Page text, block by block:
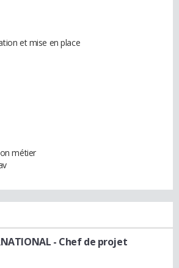
et mise en place
métier
- Chef de projet